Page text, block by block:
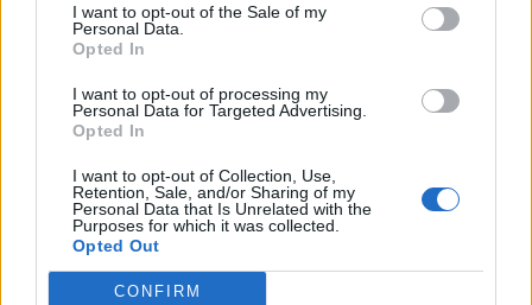
I want to opt-out of the Sale of my
Personal Data.
Opted In
I want to opt-out of processing my
Personal Data for Targeted Advertising.
Opted In
I want to opt-out of Collection, Use,
Retention, Sale, and/or Sharing of my
Personal Data that Is Unrelated with the
Purposes for which it was collected.
Opted Out
CONFIRM